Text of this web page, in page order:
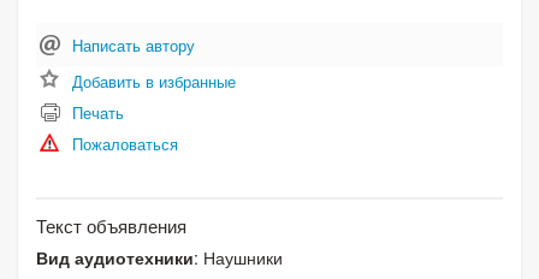
Написать автору
Добавить в избранные
Печать
Пожаловаться
Текст объявления
Вид аудиотехники: Наушники